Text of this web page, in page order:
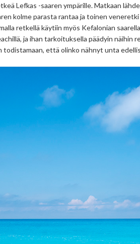
Lefkas -saaren ympärille. Matkaan
kolme parasta rantaa ja toinen veneretki
retkellä käytiin myös Kefalonian
ja ihan tarkoituksella päädyin näihin
todistamaan, että olinko nähnyt unta